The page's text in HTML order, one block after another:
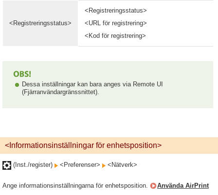
<Registreringsstatus>
<Registreringsstatus>
<URL för registrering>
<Kod för registrering>
Dessa inställningar kan bara anges via Remote UI
(Fjärranvändargränssnittet).
<Informationsinställningar för enhetsposition>
(Inst./register) <Preferenser> <Nätverk>
Ange informationsinställningarna för enhetsposition. Använda AirPrint